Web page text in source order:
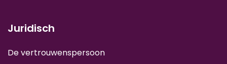
Juridisch
De vertrouwenspersoon